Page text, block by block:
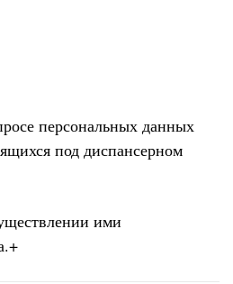
персональных данных
под диспансерном
ими